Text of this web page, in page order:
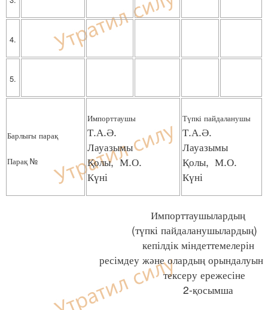
4.
5.
Барлығы парақ
Парақ №
Импорттаушы
Т.А.Ә.
Лауазымы
Қолы, М.О.
Күні
Түпкі пайдаланушы
Т.А.Ә.
Лауазымы
Қолы, М.О.
Күні
Импорттаушылардың
(түпкі пайдаланушылардың)
кепілдік міндеттемелерін
ресімдеу және олардың орындалуын
тексеру ережесіне
2-қосымша